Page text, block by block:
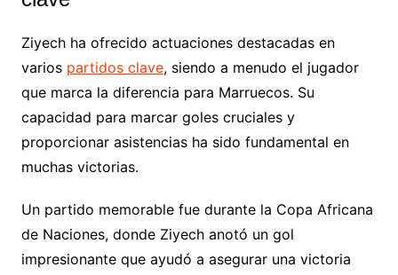
Ziyech ha ofrecido actuaciones destacadas en
varios partidos clave, siendo a menudo el jugador
que marca la diferencia para Marruecos. Su
capacidad para marcar goles cruciales y
proporcionar asistencias ha sido fundamental en
muchas victorias.
Un partido memorable fue durante la Copa Africana
de Naciones, donde Ziyech anotó un gol
impresionante que ayudó a asegurar una victoria